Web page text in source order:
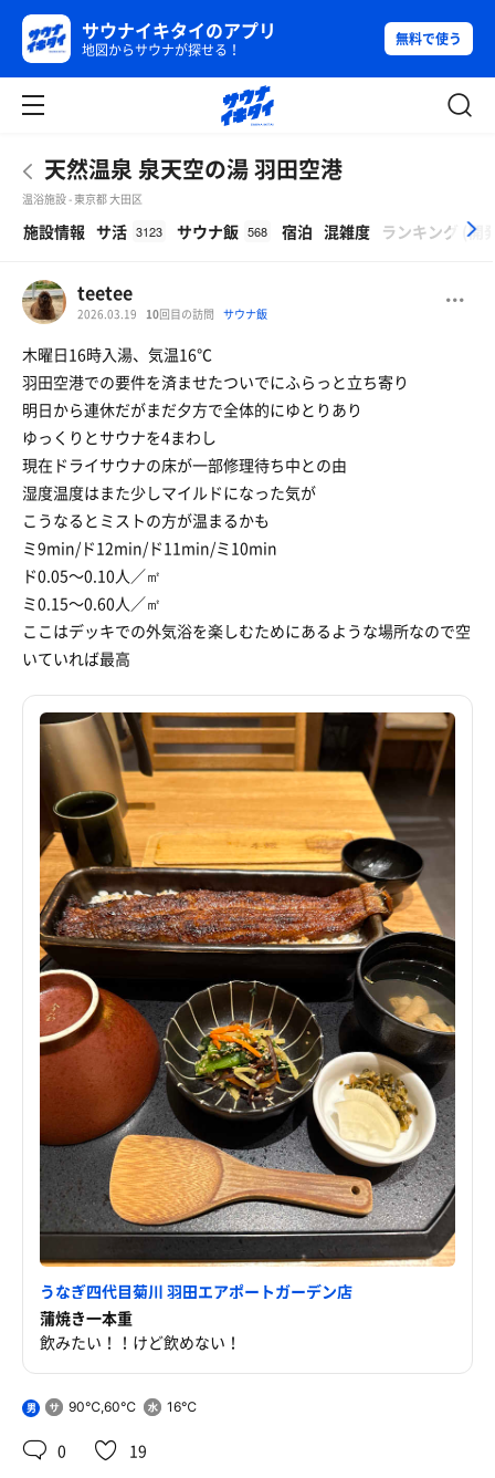
サウナイキタイのアプリ
地図からサウナが探せる！
無料で使う
天然温泉 泉天空の湯 羽田空港
温浴施設 - 東京都 大田区
施設情報 サ活 3123 サウナ飯 568 宿泊 混雑度 ランキング (開
teetee
2026.03.19 10回目の訪問 サウナ飯
木曜日16時入湯、気温16℃
羽田空港での要件を済ませたついでにふらっと立ち寄り
明日から連休だがまだ夕方で全体的にゆとりあり
ゆっくりとサウナを4まわし
現在ドライサウナの床が一部修理待ち中との由
湿度温度はまた少しマイルドになった気が
こうなるとミストの方が温まるかも
ミ9min/ド12min/ド11min/ミ10min
ド0.05〜0.10人／㎡
ミ0.15〜0.60人／㎡
ここはデッキでの外気浴を楽しむためにあるような場所なので空
いていれば最高
うなぎ四代目菊川 羽田エアポートガーデン店
蒲焼き一本重
飲みたい！！けど飲めない！
男 90℃,60℃ 16℃
0 19